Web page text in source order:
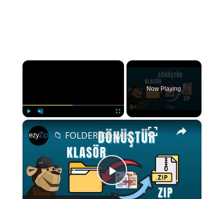
×
Now Playing
×
Play
📁 FOLDER Dosyasını ZIP'e Dönüştürme (Basit Kılavuz)